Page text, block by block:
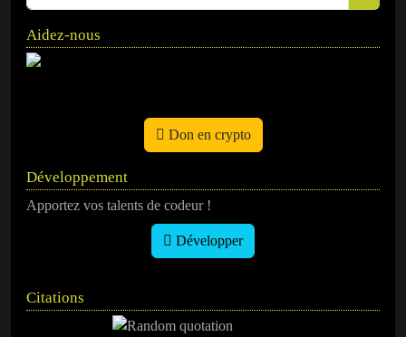
Aidez-nous
Don en crypto
Développement
Apportez vos talents de codeur !
Développer
Citations